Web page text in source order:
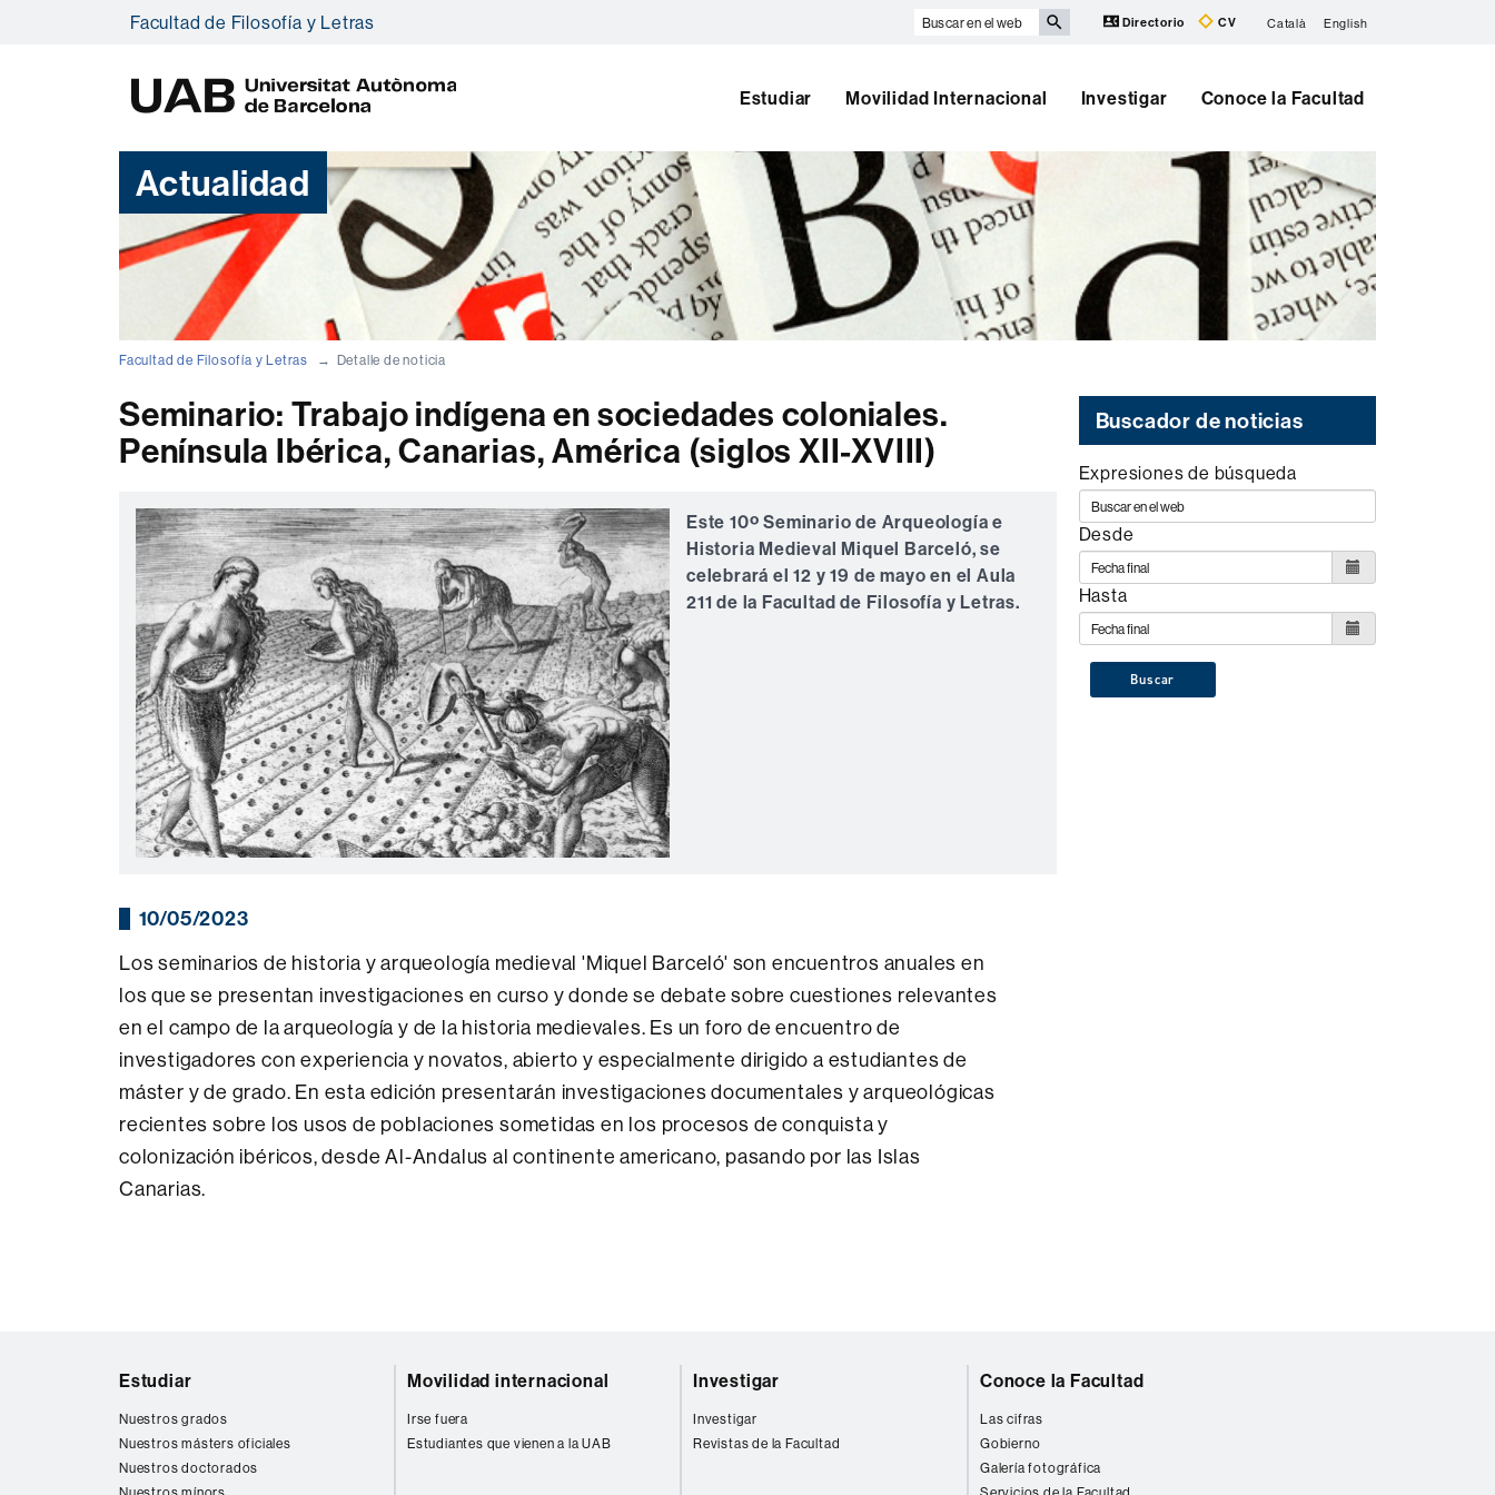
Facultad de Filosofía y Letras
Buscar
web
Directorio CV Català English
A
Estudiar Movilidad Internacional Investigar Conoce la Facultad
Actualidad
Facultad de Filosofía y Letras Detalle de noticia
Seminario: Trabajo indígena en sociedades coloniales.
Península Ibérica, Canarias, América (siglos XII-XVIII)
Este 10º Seminario de Arqueología e
Historia Medieval Miquel Barceló, se
celebrará el 12 y 19 de mayo en el Aula
211 de la Facultad de Filosofía y Letras.
10/05/2023
Los seminarios de historia y arqueología medieval 'Miquel Barceló' son encuentros anuales en
los que se presentan investigaciones en curso y donde se debate sobre cuestiones relevantes
en el campo de la arqueología y de la historia medievales. Es un foro de encuentro de
investigadores con experiencia y novatos, abierto y especialmente dirigido a estudiantes de
máster y de grado. En esta edición presentarán investigaciones documentales y arqueológicas
recientes sobre los usos de poblaciones sometidas en los procesos de conquista y
colonización ibéricos, desde Al-Andalus al continente americano, pasando por las Islas
Canarias.
Buscador de noticias
Expresiones de búsqueda
Desde
Hasta
Buscar
Estudiar
Nuestros grados
Nuestros másters oficiales
Nuestros doctorados
Movilidad internacional
Irse fuera
Estudiantes que vienen a la UAB
Investigar
Investigar
Revistas de la Facultad
Conoce la Facultad
Las cifras
Gobierno
Galería fotográfica